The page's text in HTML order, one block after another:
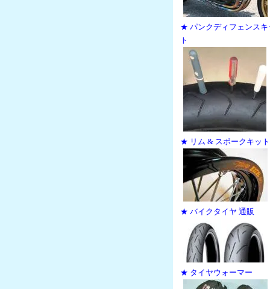
★ パンクディフェンスキ
ト
★ リム & スポークキット
★ バイクタイヤ 通販
★ タイヤウォーマー